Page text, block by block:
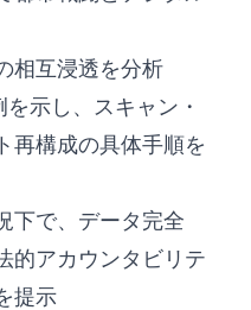
相互浸透を分析
示し、スキャン・
再構成の具体手順を
下で、データ完全
的アカウンタビリテ
提示